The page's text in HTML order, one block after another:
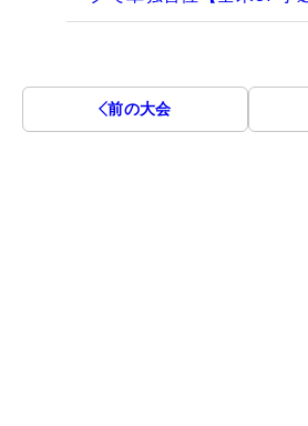
前の大会